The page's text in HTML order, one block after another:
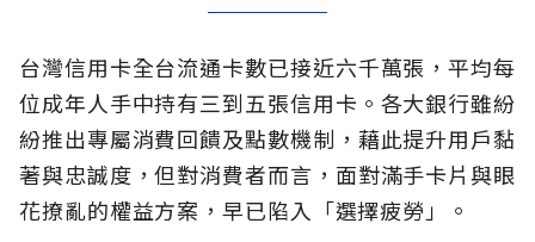
台灣信用卡全台流通卡數已接近六千萬張，平均每
位成年人手中持有三到五張信用卡。各大銀行雖紛
紛推出專屬消費回饋及點數機制，藉此提升用戶黏
著與忠誠度，但對消費者而言，面對滿手卡片與眼
花撩亂的權益方案，早已陷入「選擇疲勞」。